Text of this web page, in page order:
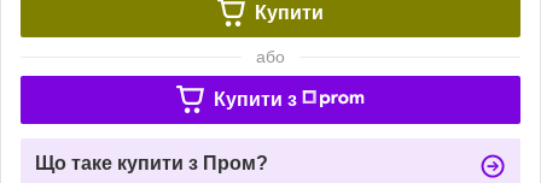
Купити
або
Купити з
Що таке купити з Пром?